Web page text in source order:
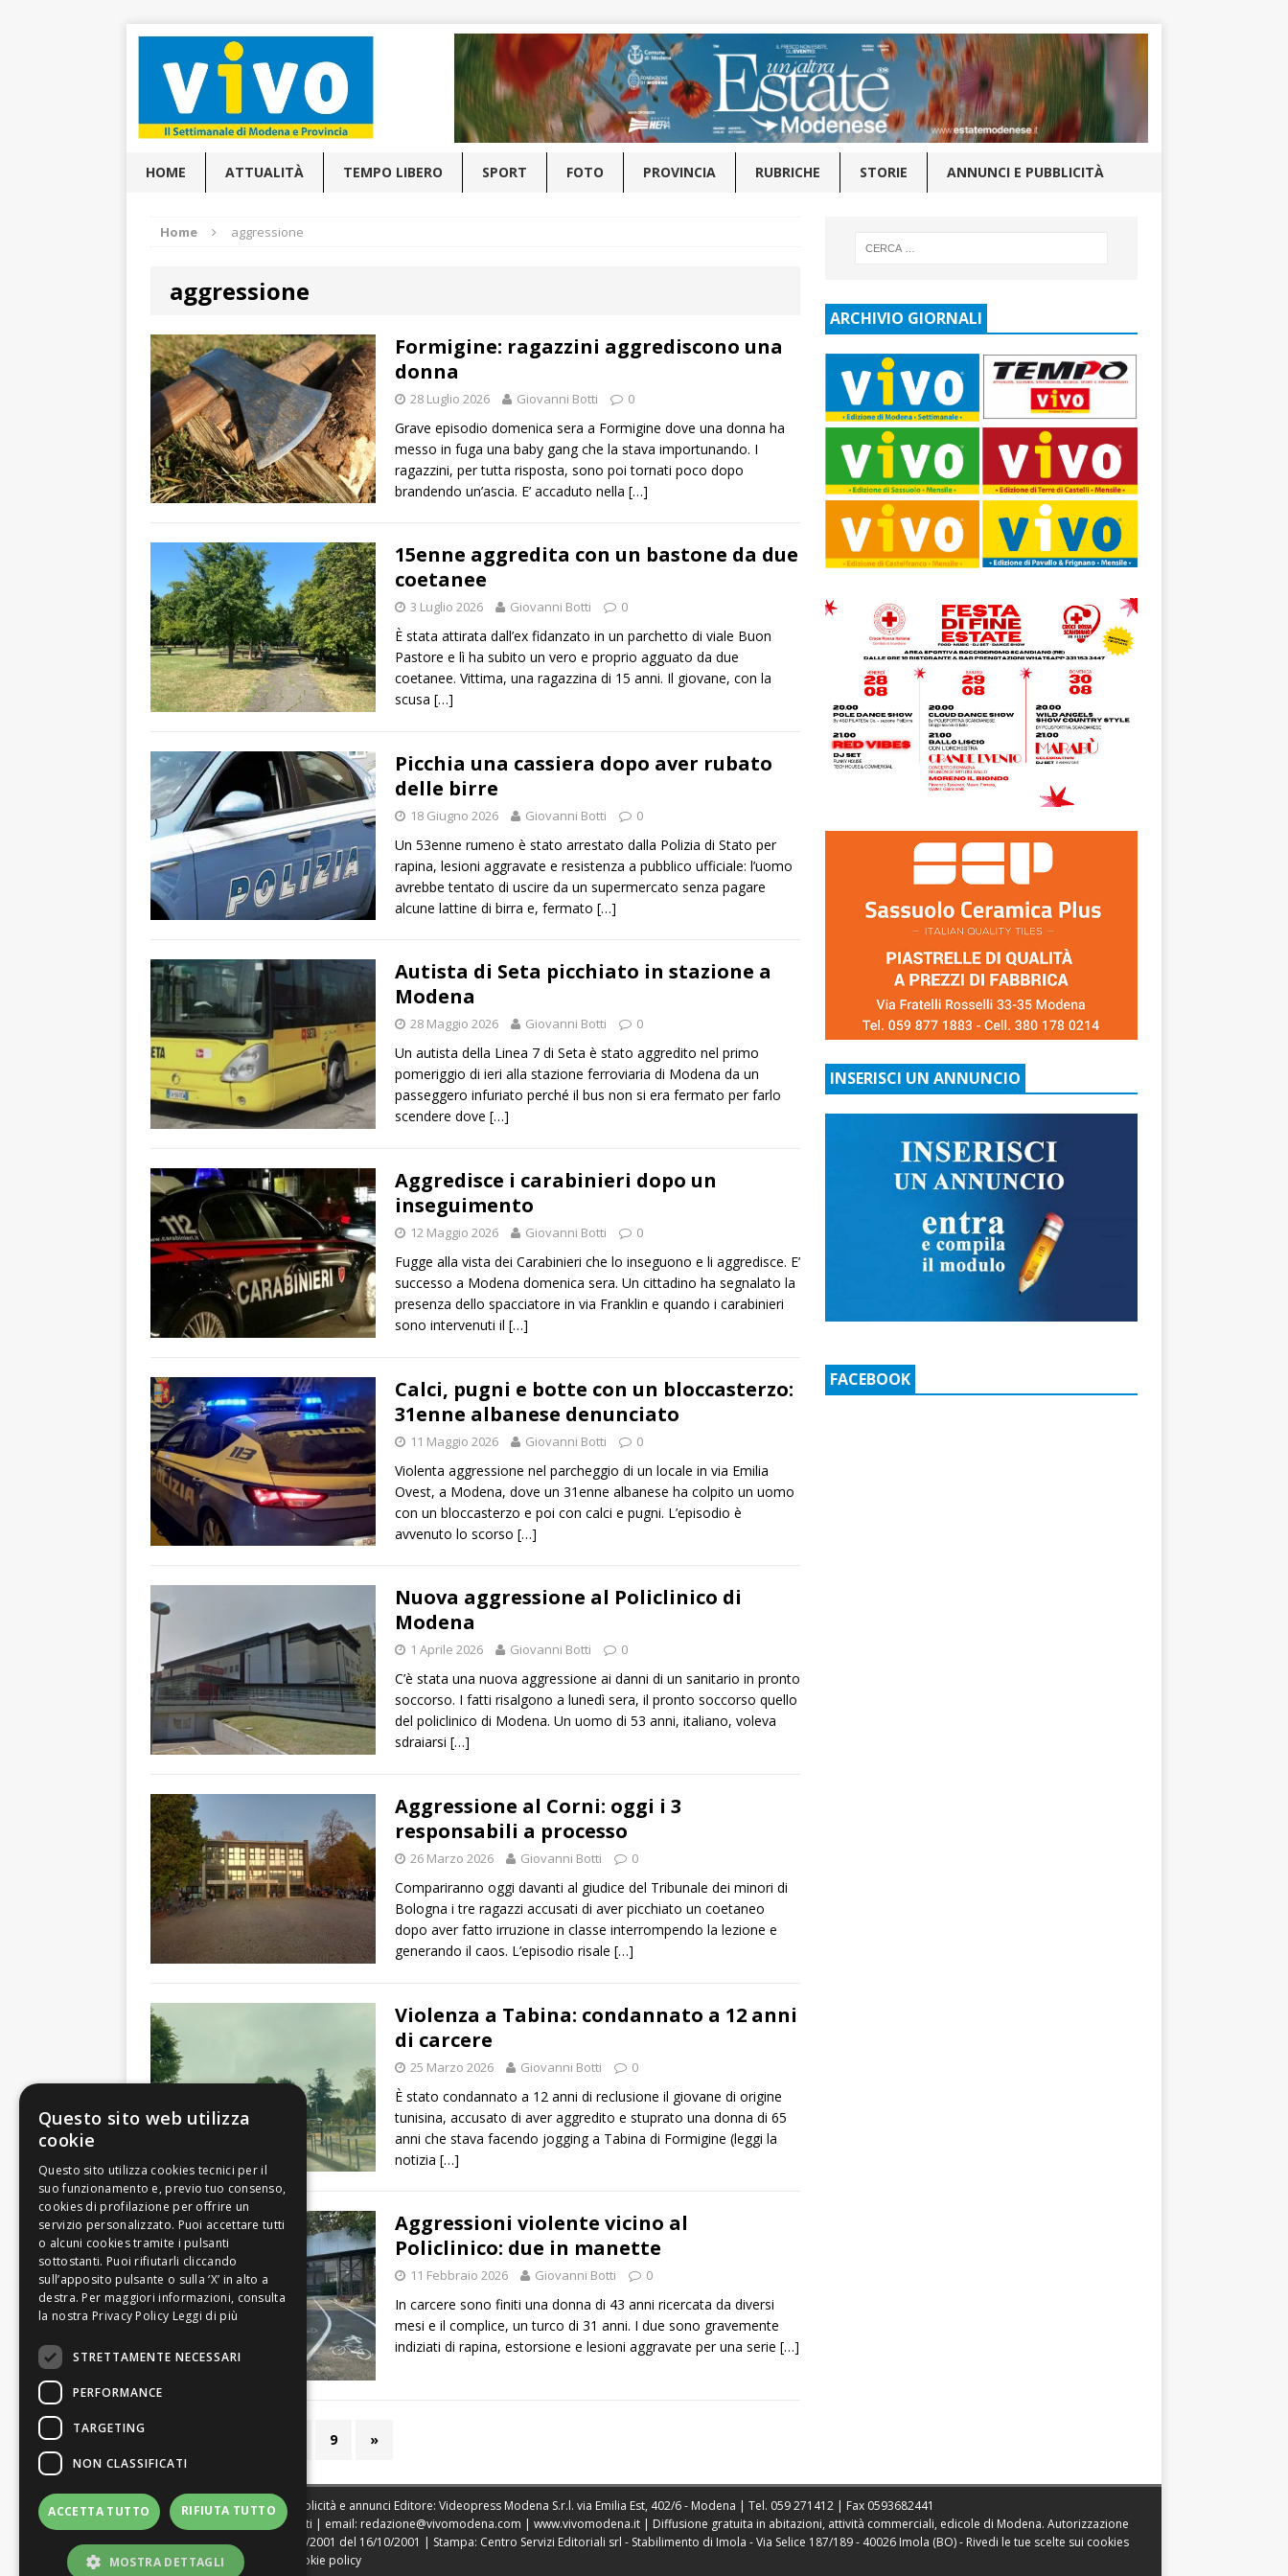
HOME ATTUALITÀ TEMPO LIBERO SPORT FOTO PROVINCIA RUBRICHE STORIE ANNUNCI E PUBBLICITÀ
Home aggressione
aggressione
Formigine: ragazzini aggrediscono una
donna
28 Luglio 2026 Giovanni Botti 0
Grave episodio domenica sera a Formigine dove una donna ha
messo in fuga una baby gang che la stava importunando. I
ragazzini, per tutta risposta, sono poi tornati poco dopo
brandendo un’ascia. E’ accaduto nella […]
15enne aggredita con un bastone da due
coetanee
3 Luglio 2026 Giovanni Botti 0
È stata attirata dall’ex fidanzato in un parchetto di viale Buon
Pastore e lì ha subito un vero e proprio agguato da due
coetanee. Vittima, una ragazzina di 15 anni. Il giovane, con la
scusa […]
Picchia una cassiera dopo aver rubato
delle birre
18 Giugno 2026 Giovanni Botti 0
Un 53enne rumeno è stato arrestato dalla Polizia di Stato per
rapina, lesioni aggravate e resistenza a pubblico ufficiale: l’uomo
avrebbe tentato di uscire da un supermercato senza pagare
alcune lattine di birra e, fermato […]
Autista di Seta picchiato in stazione a
Modena
28 Maggio 2026 Giovanni Botti 0
Un autista della Linea 7 di Seta è stato aggredito nel primo
pomeriggio di ieri alla stazione ferroviaria di Modena da un
passeggero infuriato perché il bus non si era fermato per farlo
scendere dove […]
Aggredisce i carabinieri dopo un
inseguimento
12 Maggio 2026 Giovanni Botti 0
Fugge alla vista dei Carabinieri che lo inseguono e li aggredisce. E’
successo a Modena domenica sera. Un cittadino ha segnalato la
presenza dello spacciatore in via Franklin e quando i carabinieri
sono intervenuti il […]
Calci, pugni e botte con un bloccasterzo:
31enne albanese denunciato
11 Maggio 2026 Giovanni Botti 0
Violenta aggressione nel parcheggio di un locale in via Emilia
Ovest, a Modena, dove un 31enne albanese ha colpito un uomo
con un bloccasterzo e poi con calci e pugni. L’episodio è
avvenuto lo scorso […]
Nuova aggressione al Policlinico di
Modena
1 Aprile 2026 Giovanni Botti 0
C’è stata una nuova aggressione ai danni di un sanitario in pronto
soccorso. I fatti risalgono a lunedì sera, il pronto soccorso quello
del policlinico di Modena. Un uomo di 53 anni, italiano, voleva
sdraiarsi […]
Aggressione al Corni: oggi i 3
responsabili a processo
26 Marzo 2026 Giovanni Botti 0
Compariranno oggi davanti al giudice del Tribunale dei minori di
Bologna i tre ragazzi accusati di aver picchiato un coetaneo
dopo aver fatto irruzione in classe interrompendo la lezione e
generando il caos. L’episodio risale […]
Violenza a Tabina: condannato a 12 anni
di carcere
25 Marzo 2026 Giovanni Botti 0
È stato condannato a 12 anni di reclusione il giovane di origine
tunisina, accusato di aver aggredito e stuprato una donna di 65
anni che stava facendo jogging a Tabina di Formigine (leggi la
notizia […]
Aggressioni violente vicino al
Policlinico: due in manette
11 Febbraio 2026 Giovanni Botti 0
In carcere sono finiti una donna di 43 anni ricercata da diversi
mesi e il complice, un turco di 31 anni. I due sono gravemente
indiziati di rapina, estorsione e lesioni aggravate per una serie […]
9 »
ARCHIVIO GIORNALI
INSERISCI UN ANNUNCIO
FACEBOOK
Sede legale, Redazione, pubblicità e annunci Editore: Videopress Modena S.r.l. via Emilia Est, 402/6 - Modena | Tel. 059 271412 | Fax 0593682441
Direttore Resp. Giovanni Botti | email: redazione@vivomodena.com | www.vivomodena.it | Diffusione gratuita in abitazioni, attività commerciali, edicole di Modena. Autorizzazione
Tribunale di Modena n. 1604/2001 del 16/10/2001 | Stampa: Centro Servizi Editoriali srl - Stabilimento di Imola - Via Selice 187/189 - 40026 Imola (BO) - Rivedi le tue scelte sui cookies
|Web Agency Modena Cookie policy
Questo sito web utilizza
cookie
Leggi di più
STRETTAMENTE NECESSARI
PERFORMANCE
TARGETING
NON CLASSIFICATI
ACCETTA TUTTO RIFIUTA TUTTO
MOSTRA DETTAGLI